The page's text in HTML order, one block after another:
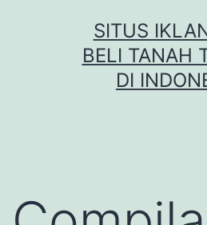
SITUS
BELI TANAH
DI